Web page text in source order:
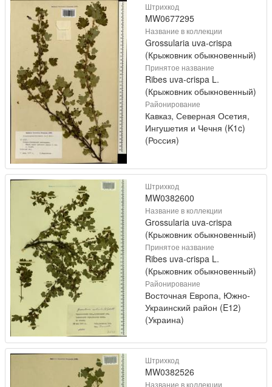
Штрихкод
MW0677295
Название в коллекции
Grossularia uva-crispa
(Крыжовник обыкновенный)
Принятое название
Ribes uva-crispa L.
(Крыжовник обыкновенный)
Районирование
Кавказ, Северная Осетия,
Ингушетия и Чечня (K1c)
(Россия)
Штрихкод
MW0382600
Название в коллекции
Grossularia uva-crispa
(Крыжовник обыкновенный)
Принятое название
Ribes uva-crispa L.
(Крыжовник обыкновенный)
Районирование
Восточная Европа, Южно-
Украинский район (E12)
(Украина)
Штрихкод
MW0382526
Название в коллекции